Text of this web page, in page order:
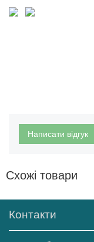
Написати відгук
Схожі товари
Контакти